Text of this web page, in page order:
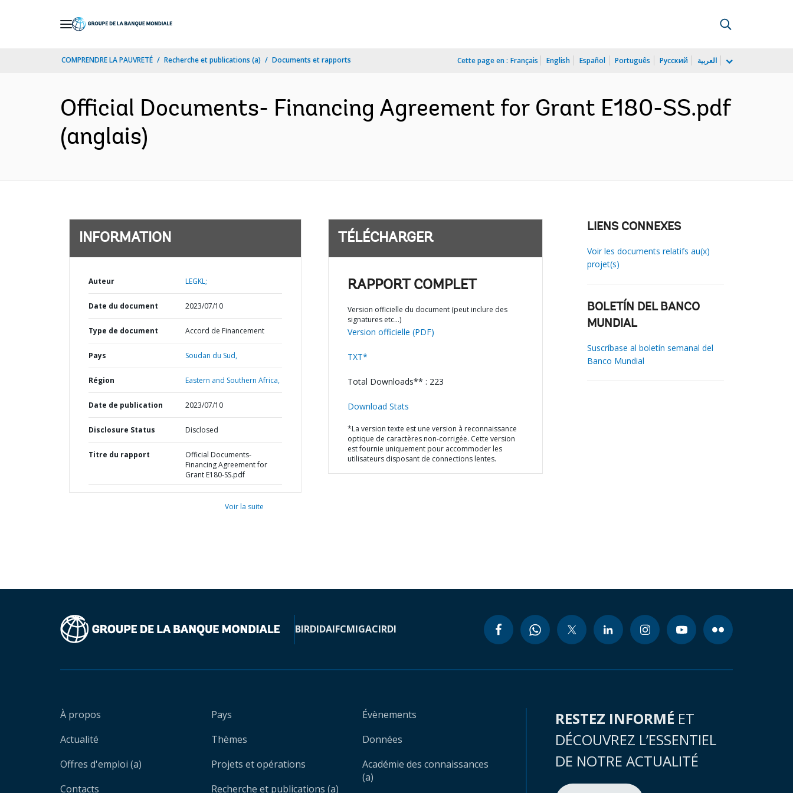
COMPRENDRE LA PAUVRETÉ Recherche et publications (a) Documents et rapports Cette page en : Français English Español Português Русский العربية
Official Documents- Financing Agreement for Grant E180-SS.pdf
(anglais)
INFORMATION
Auteur LEGKL;
Date du document 2023/07/10
Type de document Accord de Financement
Pays Soudan du Sud,
Région Eastern and Southern Africa,
Date de publication 2023/07/10
Disclosure Status Disclosed
Titre du rapport
Official Documents-
Financing Agreement for
Grant E180-SS.pdf
Voir la suite
TÉLÉCHARGER
RAPPORT COMPLET
Version officielle du document (peut inclure des
signatures etc…)
Version officielle (PDF)
TXT*
Total Downloads** : 223
Download Stats
*La version texte est une version à reconnaissance
optique de caractères non-corrigée. Cette version
est fournie uniquement pour accommoder les
utilisateurs disposant de connections lentes.
LIENS CONNEXES
Voir les documents relatifs au(x)
projet(s)
BOLETÍN DEL BANCO
MUNDIAL
Suscríbase al boletín semanal del
Banco Mundial
BIRDIDAIFCMIGACIRDI
À propos
Actualité
Offres d'emploi (a)
Contacts
Pays
Thèmes
Projets et opérations
Recherche et publications (a)
Évènements
Données
Académie des connaissances
(a)
RESTEZ INFORMÉ ET
DÉCOUVREZ L’ESSENTIEL
DE NOTRE ACTUALITÉ